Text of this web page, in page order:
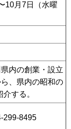
10月7日（水曜
内の創業・設立
、県内の昭和の
する。
299-8495